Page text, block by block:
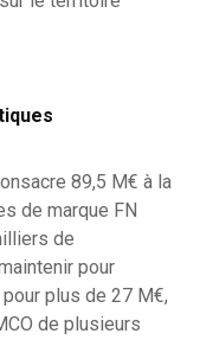
89,5 M€ à la
de marque FN
de
pour
pour plus de 27 M€,
de plusieurs